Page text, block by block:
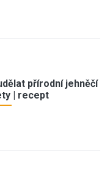
přírodní jehněčí
| recept